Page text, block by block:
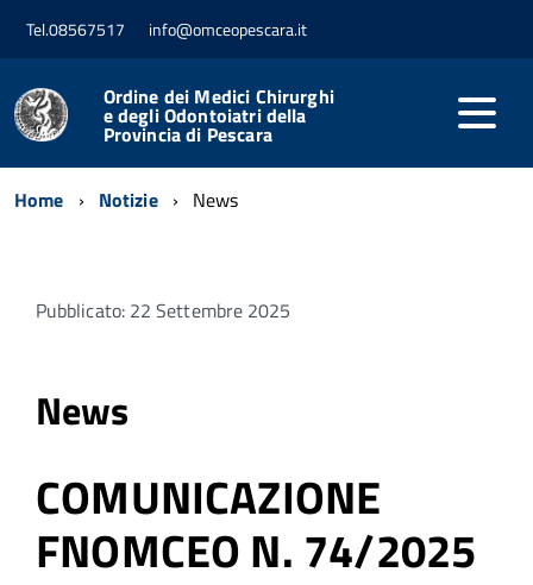
Tel.08567517 info@omceopescara.it
Ordine dei Medici Chirurghi
e degli Odontoiatri della
Provincia di Pescara
Home Notizie News
Pubblicato: 22 Settembre 2025
News
COMUNICAZIONE
FNOMCEO N. 74/2025